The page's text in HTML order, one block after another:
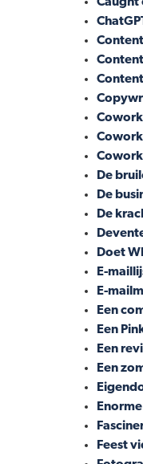
De
De
De
Doet
E-
E-
Een
Een
Een
Een
Feest